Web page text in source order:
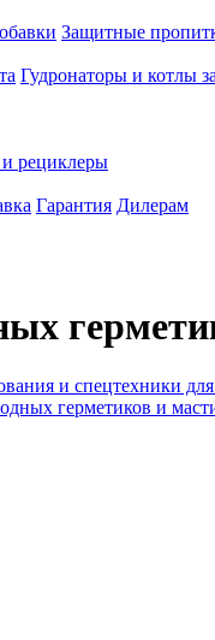
Защитные
Гудронаторы и котлы
рециклеры
Гарантия Дилерам
и спецтехники
герметиков и